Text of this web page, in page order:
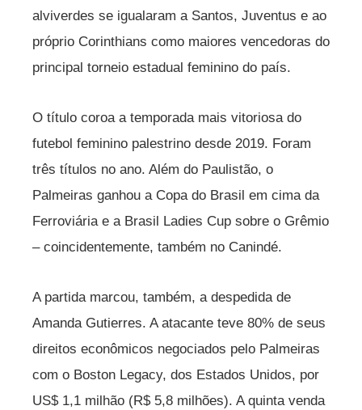
alviverdes se igualaram a Santos, Juventus e ao
próprio Corinthians como maiores vencedoras do
principal torneio estadual feminino do país.
O título coroa a temporada mais vitoriosa do
futebol feminino palestrino desde 2019. Foram
três títulos no ano. Além do Paulistão, o
Palmeiras ganhou a Copa do Brasil em cima da
Ferroviária e a Brasil Ladies Cup sobre o Grêmio
– coincidentemente, também no Canindé.
A partida marcou, também, a despedida de
Amanda Gutierres. A atacante teve 80% de seus
direitos econômicos negociados pelo Palmeiras
com o Boston Legacy, dos Estados Unidos, por
US$ 1,1 milhão (R$ 5,8 milhões). A quinta venda